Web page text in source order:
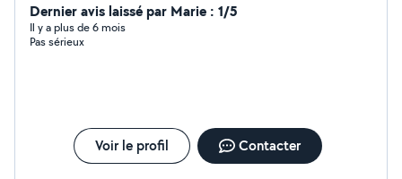
Dernier avis laissé par Marie : 1/5
Il y a plus de 6 mois
Pas sérieux
Voir le profil Contacter